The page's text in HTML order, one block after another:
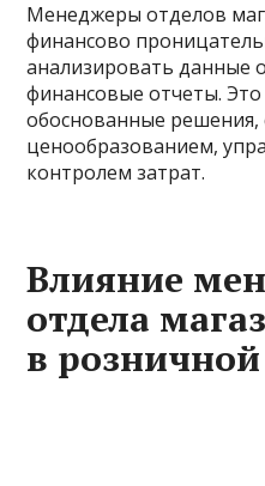
Менеджеры отделов
финансово
анализировать данные
финансовые отчеты.
обоснованные решения,
ценообразованием,
контролем затрат.
Влияние
отдела
в